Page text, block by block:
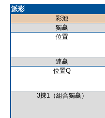
派彩
彩池
獨贏
位置
連贏
位置Q
3揀1（組合獨贏）